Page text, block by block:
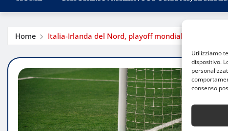
Utilizziamo
dispositivo.
consenso
Home Italia-Irlanda del Nord, playoff mondiali: azzurri a